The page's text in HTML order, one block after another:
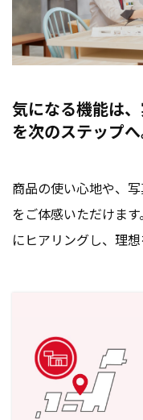
気になる機能は
を次のステップへ
商品の使い心地や、
をご体感いただけま
にヒアリングし、理